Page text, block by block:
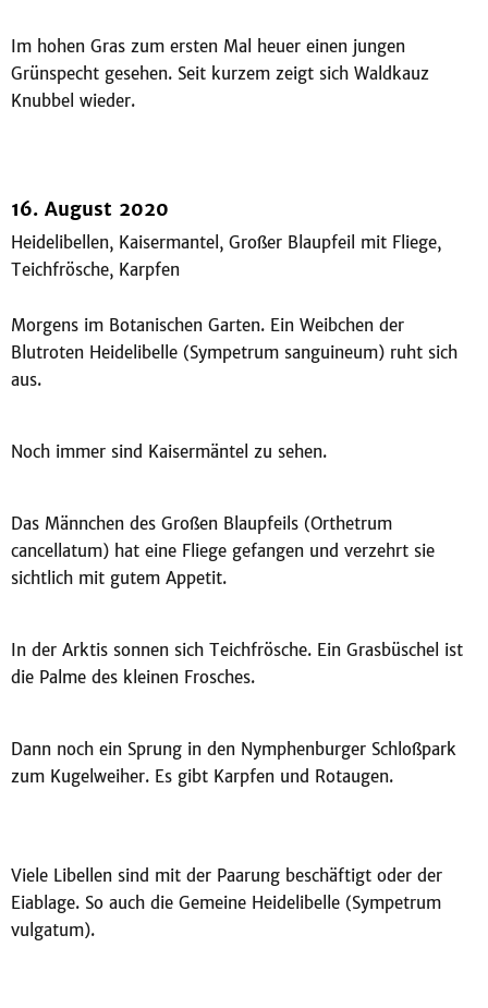
Im hohen Gras zum ersten Mal heuer einen jungen
Grünspecht gesehen. Seit kurzem zeigt sich Waldkauz
Knubbel wieder.
16. August 2020
Heidelibellen, Kaisermantel, Großer Blaupfeil mit Fliege,
Teichfrösche, Karpfen
Morgens im Botanischen Garten. Ein Weibchen der
Blutroten Heidelibelle (Sympetrum sanguineum) ruht sich
aus.
Noch immer sind Kaisermäntel zu sehen.
Das Männchen des Großen Blaupfeils (Orthetrum
cancellatum) hat eine Fliege gefangen und verzehrt sie
sichtlich mit gutem Appetit.
In der Arktis sonnen sich Teichfrösche. Ein Grasbüschel ist
die Palme des kleinen Frosches.
Dann noch ein Sprung in den Nymphenburger Schloßpark
zum Kugelweiher. Es gibt Karpfen und Rotaugen.
Viele Libellen sind mit der Paarung beschäftigt oder der
Eiablage. So auch die Gemeine Heidelibelle (Sympetrum
vulgatum).